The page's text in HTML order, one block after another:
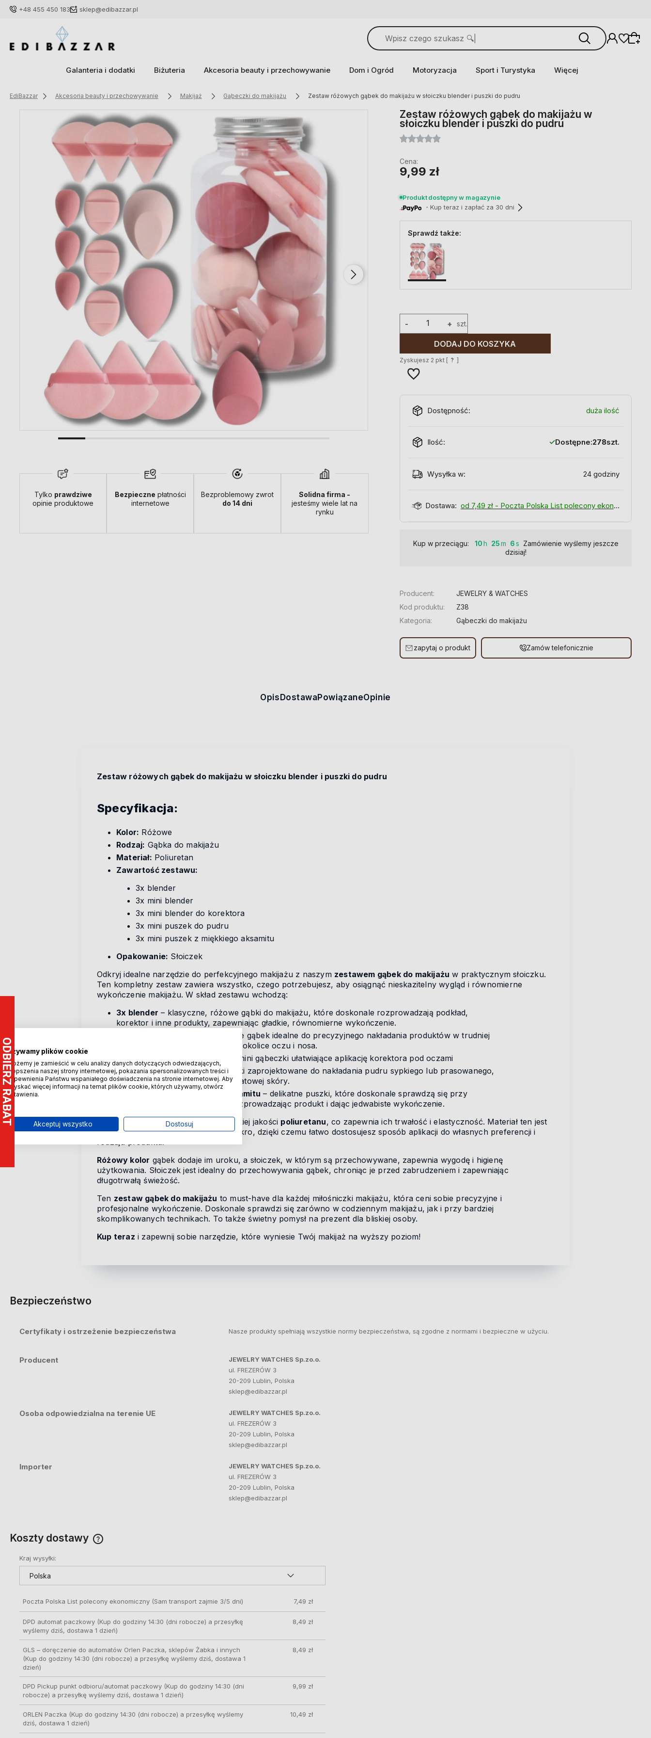
+48 455 450 183 sklep@edibazzar.pl
Galanteria i dodatki Biżuteria Akcesoria beauty i przechowywanie Dom i Ogród Motoryzacja Sport i Turystyka Więcej
EdiBazzar Akcesoria beauty i przechowywanie Makijaż Gąbeczki do makijażu Zestaw różowych gąbek do makijażu w słoiczku blender i puszki do pudru
Tylko prawdziwe
opinie produktowe
Bezpieczne płatności
internetowe
Bezproblemowy zwrot
do 14 dni
Solidna firma -
jesteśmy wiele lat na
rynku
Zestaw różowych gąbek do makijażu w
słoiczku blender i puszki do pudru
Cena:
9,99 zł
Produkt dostępny w magazynie
・Kup teraz i zapłać za 30 dni
Sprawdź także:
+
- szt.
DODAJ DO KOSZYKA
Zyskujesz 2 pkt [ ? ]
Dostępność: duża ilość
Ilość: Dostępne:278szt.
Wysyłka w: 24 godziny
Dostawa: od 7,49 zł - Poczta Polska List polecony ekonomiczny
Kup w przeciągu: 10 25 5
Zamówienie wyślemy jeszcze
dzisiaj!
Producent:
JEWELRY & WATCHES
Kod produktu:
Z38
Kategoria:
Gąbeczki do makijażu
zapytaj o produkt Zamów telefonicznie
Opis Dostawa PowiązaneOpinie
Zestaw różowych gąbek do makijażu w słoiczku blender i puszki do pudru
Specyfikacja:
Kolor: Różowe
Rodzaj: Gąbka do makijażu
Materiał: Poliuretan
Zawartość zestawu:
3x blender
3x mini blender
3x mini blender do korektora
3x mini puszek do pudru
3x mini puszek z miękkiego aksamitu
Opakowanie: Słoiczek
Odkryj idealne narzędzie do perfekcyjnego makijażu z naszym zestawem gąbek do makijażu w praktycznym słoiczku.
Ten kompletny zestaw zawiera wszystko, czego potrzebujesz, aby osiągnąć nieskazitelny wygląd i równomierne
wykończenie makijażu. W skład zestawu wchodzą:
3x blender – klasyczne, różowe gąbki do makijażu, które doskonale rozprowadzają podkład,
korektor i inne produkty, zapewniając gładkie, równomierne wykończenie.
– mniejsze wersje gąbek idealne do precyzyjnego nakładania produktów w trudniej
dostępnych miejscach, takich jak okolice oczu i nosa.
- mini gąbeczki ułatwiające aplikację korektora pod oczami
3x mini puszek do pudru– puszki zaprojektowane do nakładania pudru sypkiego lub prasowanego,
gwarantując długotrwały efekt matowej skóry.
3x mini puszek z miękkiego aksamitu – delikatne puszki, które doskonale sprawdzą się przy
aplikacji pudru, równomiernie rozprowadzając produkt i dając jedwabiste wykończenie.
Wszystkie gąbki wykonane są z wysokiej jakości poliuretanu, co zapewnia ich trwałość i elastyczność. Materiał ten jest
idealny do używania na sucho lub mokro, dzięki czemu łatwo dostosujesz sposób aplikacji do własnych preferencji i
rodzaju produktu.
Różowy kolor gąbek dodaje im uroku, a słoiczek, w którym są przechowywane, zapewnia wygodę i higienę
użytkowania. Słoiczek jest idealny do przechowywania gąbek, chroniąc je przed zabrudzeniem i zapewniając
długotrwałą świeżość.
Ten zestaw gąbek do makijażu to must-have dla każdej miłośniczki makijażu, która ceni sobie precyzyjne i
profesjonalne wykończenie. Doskonale sprawdzi się zarówno w codziennym makijażu, jak i przy bardziej
skomplikowanych technikach. To także świetny pomysł na prezent dla bliskiej osoby.
Kup teraz i zapewnij sobie narzędzie, które wyniesie Twój makijaż na wyższy poziom!
Bezpieczeństwo
Certyfikaty i ostrzeżenie bezpieczeństwa Nasze produkty spełniają wszystkie normy bezpieczeństwa, są zgodne z normami i bezpieczne w użyciu.
Producent
JEWELRY WATCHES Sp.zo.o.
ul. FREZERÓW 3
20-209 Lublin, Polska
sklep@edibazzar.pl
Osoba odpowiedzialna na terenie UE
JEWELRY WATCHES Sp.zo.o.
ul. FREZERÓW 3
20-209 Lublin, Polska
sklep@edibazzar.pl
Importer
JEWELRY WATCHES Sp.zo.o.
ul. FREZERÓW 3
20-209 Lublin, Polska
sklep@edibazzar.pl
Koszty dostawy
Kraj wysyłki:
Poczta Polska List polecony ekonomiczny (Sam transport zajmie 3/5 dni) 7,49 zł
DPD automat paczkowy(Kup do godziny 14:30 (dni robocze) a przesyłkę
wyślemy dziś, dostawa 1 dzień)
8,49 zł
GLS – doręczenie do automatów Orlen Paczka, sklepów Żabka i innych
(Kup do godziny 14:30 (dni robocze) a przesyłkę wyślemy dziś, dostawa 1
dzień)
8,49 zł
DPD Pickup punkt odbioru/automat paczkowy(Kup do godziny 14:30 (dni
robocze) a przesyłkę wyślemy dziś, dostawa 1 dzień)
9,99 zł
ORLEN Paczka (Kup do godziny 14:30 (dni robocze) a przesyłkę wyślemy
dziś, dostawa 1 dzień)
10,49 zł
Używamy plików cookie
Możemy je zamieścić w celu analizy danych dotyczących odwiedzających,
ulepszenia naszej strony internetowej, pokazania spersonalizowanych treści i
zapewnienia Państwu wspaniałego doświadczenia na stronie internetowej. Aby
uzyskać więcej informacji na temat plików cookie, których używamy, otwórz
ustawienia.
Akceptuj wszystko Dostosuj